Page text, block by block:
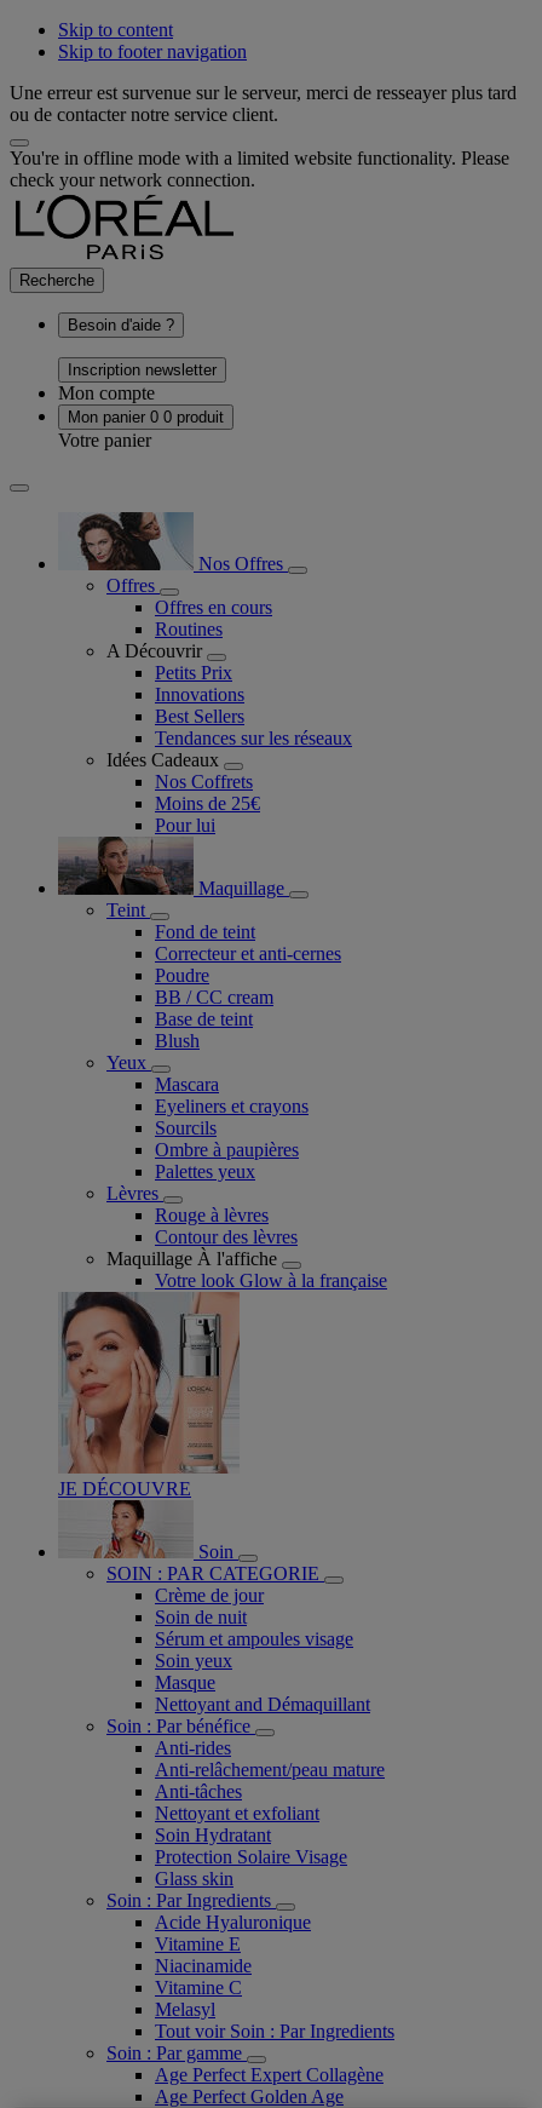
Skip to content
Skip to footer navigation
Une erreur est survenue sur le serveur, merci de resseayer plus tard
ou de contacter notre service client.
You're in offline mode with a limited website functionality. Please
check your network connection.
Recherche
Besoin d'aide ?
Inscription newsletter
Mon compte
Mon panier 0 0 produit
Votre panier
Nos Offres
Offres
Offres en cours
Routines
A Découvrir
Petits Prix
Innovations
Best Sellers
Tendances sur les réseaux
Idées Cadeaux
Nos Coffrets
Moins de 25€
Pour lui
Maquillage
Teint
Fond de teint
Correcteur et anti-cernes
Poudre
BB / CC cream
Base de teint
Blush
Yeux
Mascara
Eyeliners et crayons
Sourcils
Ombre à paupières
Palettes yeux
Lèvres
Rouge à lèvres
Contour des lèvres
Maquillage À l'affiche
Votre look Glow à la française
JE DÉCOUVRE
Soin
SOIN : PAR CATEGORIE
Crème de jour
Soin de nuit
Sérum et ampoules visage
Soin yeux
Masque
Nettoyant and Démaquillant
Soin : Par bénéfice
Anti-rides
Anti-relâchement/peau mature
Anti-tâches
Nettoyant et exfoliant
Soin Hydratant
Protection Solaire Visage
Glass skin
Soin : Par Ingredients
Acide Hyaluronique
Vitamine E
Niacinamide
Vitamine C
Melasyl
Tout voir Soin : Par Ingredients
Soin : Par gamme
Age Perfect Expert Collagène
Age Perfect Golden Age